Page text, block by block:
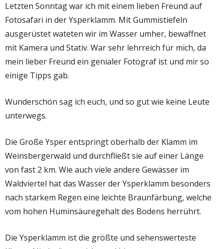
Letzten Sonntag war ich mit einem lieben Freund auf
Fotosafari in der Ysperklamm. Mit Gummistiefeln
ausgerüstet wateten wir im Wasser umher, bewaffnet
mit Kamera und Stativ. War sehr lehrreich für mich, da
mein lieber Freund ein genialer Fotograf ist und mir so
einige Tipps gab.
Wunderschön sag ich euch, und so gut wie keine Leute
unterwegs.
Die Große Ysper entspringt oberhalb der Klamm im
Weinsbergerwald und durchfließt sie auf einer Länge
von fast 2 km. Wie auch viele andere Gewässer im
Waldviertel hat das Wasser der Ysperklamm besonders
nach starkem Regen eine leichte Braunfärbung, welche
vom hohen Huminsäuregehalt des Bodens herrührt.
Die Ysperklamm ist die größte und sehenswerteste